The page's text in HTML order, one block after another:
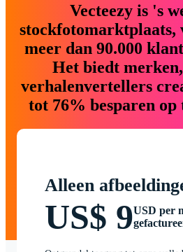
Vecteezy is 's
meer dan 90.000
Het biedt
verhalenvertellers
tot 76% besparen
Alleen
US$ 9USD per